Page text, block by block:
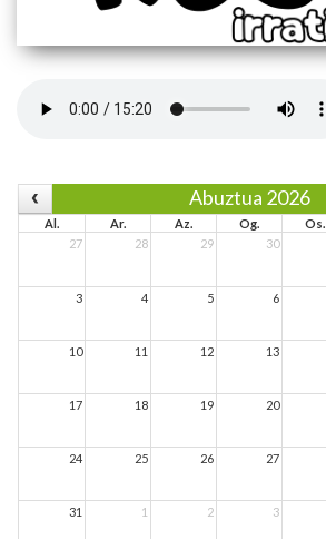
Abuztua 2026
Al. Ar. Az. Og. Os.
27
28 29 30
3 4 5 6
10 11 12 13
17 18 19 20
24 25 26 27
31 1 2 3